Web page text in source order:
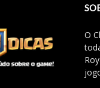
O